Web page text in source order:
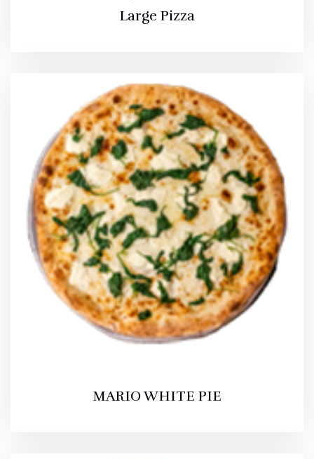
Large Pizza
MARIO WHITE PIE